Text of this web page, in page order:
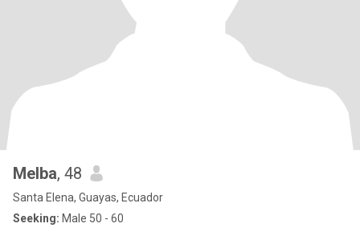
Melba, 48
Santa Elena, Guayas, Ecuador
Seeking: Male 50 - 60